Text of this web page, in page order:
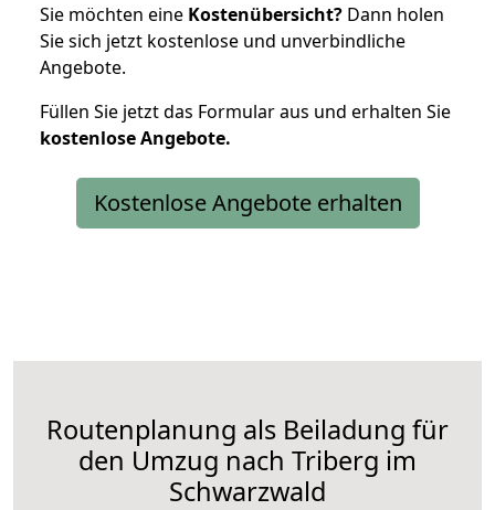
Sie möchten eine Kostenübersicht? Dann holen
Sie sich jetzt kostenlose und unverbindliche
Angebote.
Füllen Sie jetzt das Formular aus und erhalten Sie
kostenloseAngebote.
Kostenlose Angebote erhalten
Routenplanung als Beiladung für
den Umzug nach Triberg im
Schwarzwald